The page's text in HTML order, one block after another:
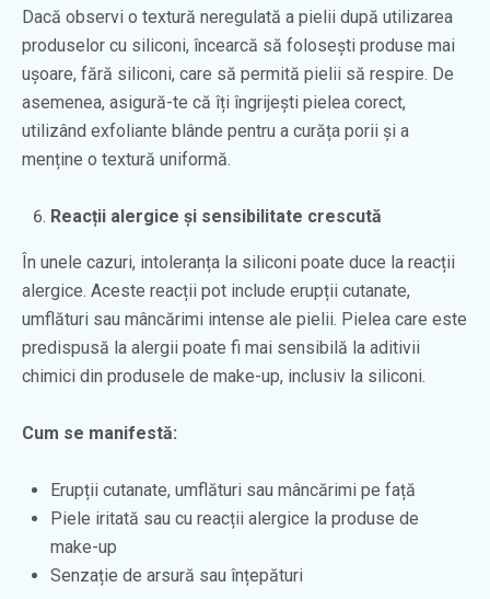
Dacă observi o textură neregulată a pielii după utilizarea
produselor cu siliconi, încearcă să folosești produse mai
ușoare, fără siliconi, care să permită pielii să respire. De
asemenea, asigură-te că îți îngrijești pielea corect,
utilizând exfoliante blânde pentru a curăța porii și a
menține o textură uniformă.
Reacții alergice și sensibilitate crescută
În unele cazuri, intoleranța la siliconi poate duce la reacții
alergice. Aceste reacții pot include erupții cutanate,
umflături sau mâncărimi intense ale pielii. Pielea care este
predispusă la alergii poate fi mai sensibilă la aditivii
chimici din produsele de make-up, inclusiv la siliconi.
Cum se manifestă:
Erupții cutanate, umflături sau mâncărimi pe față
Piele iritată sau cu reacții alergice la produse de
make-up
Senzație de arsură sau înțepături